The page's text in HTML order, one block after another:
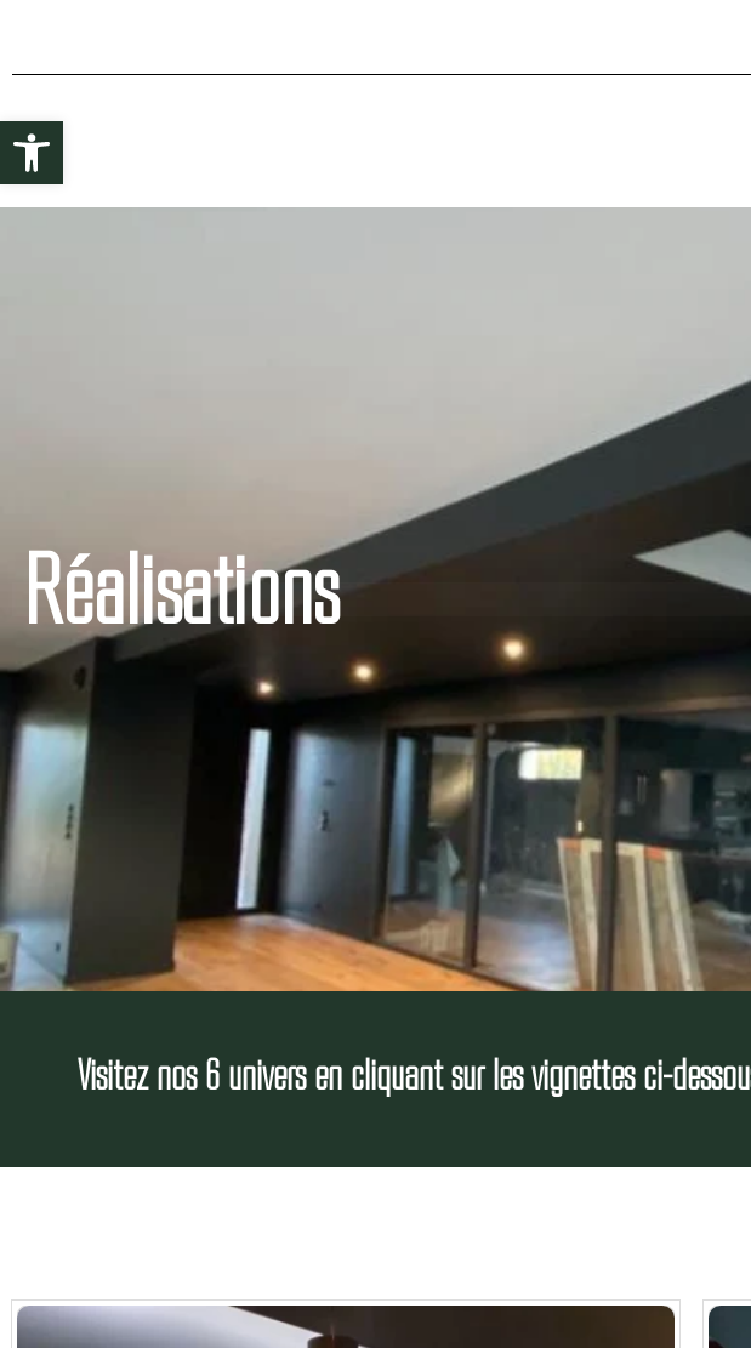
Ouvrir la barre d’outils
Réalisations
Visitez nos 6 univers en cliquant sur les vignettes ci-